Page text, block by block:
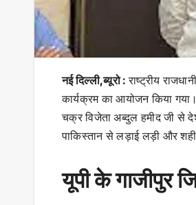
नई दिल्ली,ब्यूरो :राष्ट्रीय
कार्यक्रम का आयोजन किया
चक्र विजेता अब्‍दुल हमीद जी से
पाकिस्तान से लड़ाई लड़ी और
यूपी के गाजीपुर